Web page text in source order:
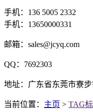
手机：136 5005 2332
手机：13650000331
邮箱：sales@jcyq.com
QQ：7692303
地址：广东省东莞市寮
当前位置： 主页 > TAG